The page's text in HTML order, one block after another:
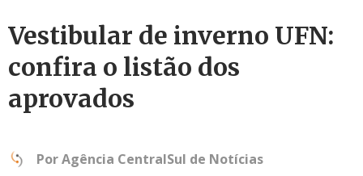
Vestibular de inverno UFN:
confira o listão dos
aprovados
PorAgência CentralSul de Notícias